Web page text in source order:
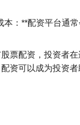
本：**配资平台通
票配资，投资者
资可以成为投资